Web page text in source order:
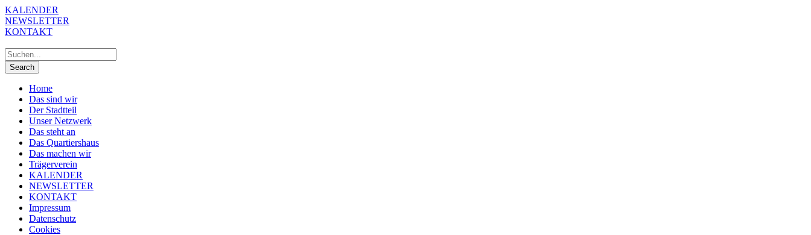
KALENDER
NEWSLETTER
KONTAKT
Home
Das sind wir
Der Stadtteil
Unser Netzwerk
Das steht an
Das Quartiershaus
Das machen wir
Trägerverein
KALENDER
NEWSLETTER
KONTAKT
Impressum
Datenschutz
Cookies